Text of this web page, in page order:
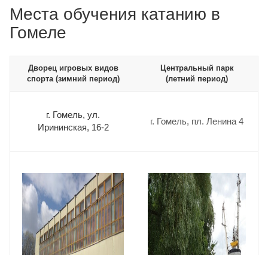
Места обучения катанию в
Гомеле
Дворец игровых видов
спорта (зимний период)
Центральный парк
(летний период)
г. Гомель, ул.
Ирининская, 16-2
г. Гомель, пл. Ленина 4